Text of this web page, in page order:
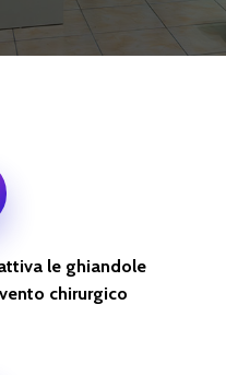
le ghiandole
chirurgico